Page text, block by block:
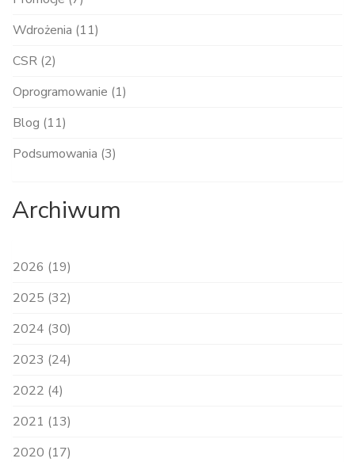
Wdrożenia (11)
CSR (2)
Oprogramowanie (1)
Blog (11)
Podsumowania (3)
Archiwum
2026 (19)
2025 (32)
2024 (30)
2023 (24)
2022 (4)
2021 (13)
2020 (17)